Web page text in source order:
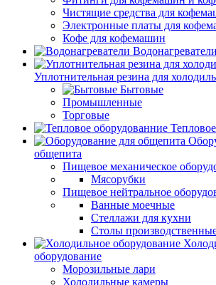
Чистящие средства для
Электронные платы для
Кофе для кофемашин
Водонагреватели
Уплотнительная резина для
Бытовые
Промышленные
Торговые
общепита
Пищевое механическое
Мясорубки
Пищевое нейтральное
Ванные моечные
Стеллажи для кухни
Столы
оборудование
Морозильные лари
Холодильные камеры